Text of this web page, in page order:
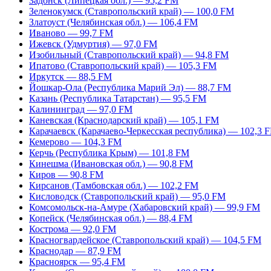
Зеленокумск (Ставропольский край) — 100,0 FM
Златоуст (Челябинская обл.) — 106,4 FM
Иваново — 99,7 FM
Ижевск (Удмуртия) — 97,0 FM
Изобильный (Ставропольский край) — 94,8 FM
Ипатово (Ставропольский край) — 105,3 FM
Иркутск — 88,5 FM
Йошкар-Ола (Республика Марий Эл) — 88,7 FM
Казань (Республика Татарстан) — 95,5 FM
Калининград — 97,0 FM
Каневская (Краснодарский край) — 105,1 FM
Карачаевск (Карачаево-Черкесская республика) — 102,3
Кемерово — 104,3 FM
Керчь (Республика Крым) — 101,8 FM
Кинешма (Ивановская обл.) — 90,8 FM
Киров — 90,8 FM
Кирсанов (Тамбовская обл.) — 102,2 FM
Кисловодск (Ставропольский край) — 95,0 FM
Комсомольск-на-Амуре (Хабаровский край) — 99,9 FM
Копейск (Челябинская обл.) — 88,4 FM
Кострома — 92,0 FM
Красногвардейское (Ставропольский край) — 104,5 FM
Краснодар — 87,9 FM
Красноярск — 95,4 FM